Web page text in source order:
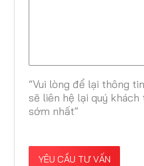
“Vui lòng để lại thông
sẽ liên hệ lại quý
sớm nhất”